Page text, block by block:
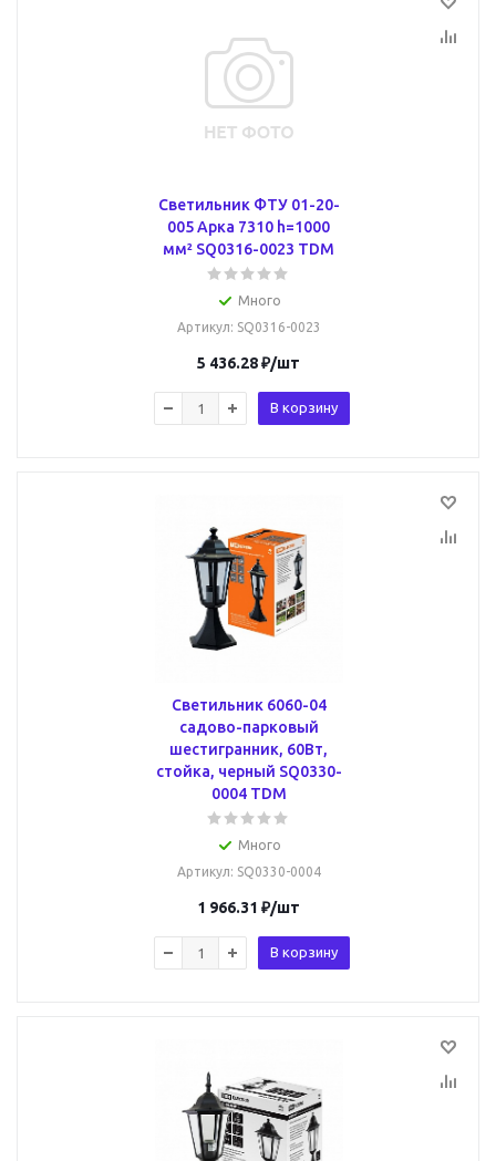
Светильник ФТУ 01-20-
005 Арка 7310 h=1000
мм² SQ0316-0023 TDM
Много
Артикул: SQ0316-0023
5 436.28₽/шт
В корзину
Светильник 6060-04
садово-парковый
шестигранник, 60Вт,
стойка, черный SQ0330-
0004 TDM
Много
Артикул: SQ0330-0004
1 966.31 ₽/шт
В корзину